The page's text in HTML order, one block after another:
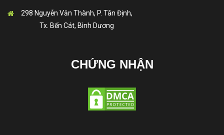
298 Nguyễn Văn Thành, P. Tân Định,
Tx. Bến Cát, Bình Dương
CHỨNG NHẬN